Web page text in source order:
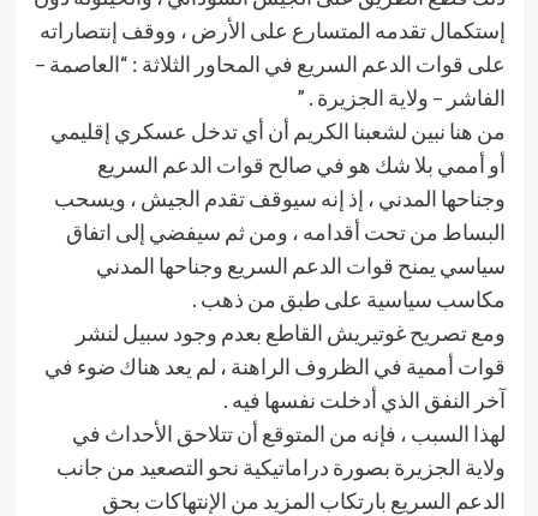
إستكمال تقدمه المتسارع على الأرض ، ووقف إنتصاراته
على قوات الدعم السريع في المحاور الثلاثة : “العاصمة –
الفاشر – ولاية الجزيرة . ”
من هنا نبين لشعبنا الكريم أن أي تدخل عسكري إقليمي
أو أممي بلا شك هو في صالح قوات الدعم السريع
وجناحها المدني ، إذ إنه سيوقف تقدم الجيش ، ويسحب
البساط من تحت أقدامه ، ومن ثم سيفضي إلى اتفاق
سياسي يمنح قوات الدعم السريع وجناحها المدني
مكاسب سياسية على طبق من ذهب .
ومع تصريح غوتيريش القاطع بعدم وجود سبيل لنشر
قوات أممية في الظروف الراهنة ، لم يعد هناك ضوء في
آخر النفق الذي أدخلت نفسها فيه .
لهذا السبب ، فإنه من المتوقع أن تتلاحق الأحداث في
ولاية الجزيرة بصورة دراماتيكية نحو التصعيد من جانب
الدعم السريع بارتكاب المزيد من الإنتهاكات بحق